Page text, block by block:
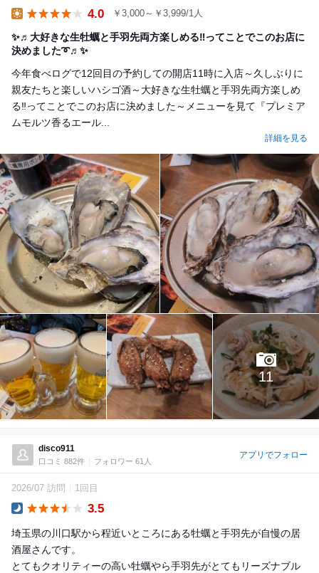
4.0 ￥3,000～￥3,999/1人
✨♬大好きな生牡蠣と手羽先両方楽しめる‼️ってことでこのお店に
決めました➰♬✨
今年食べログで12回目の予約しての開店11時に入店～久しぶりに
親友たちと楽しいハシゴ酒～大好きな生牡蠣と手羽先両方楽しめ
る‼️ってことでこのお店に決めました～メニューを見て『プレミア
ムモルツ香るエール...
詳細を見る
11
disco911
口コミ 882件 フォロワー 61人
アプリでフォロー
2026/07 訪問 1回目
3.5
埼玉県の川口駅から程近いところにある牡蠣と手羽先が自慢の居
酒屋さんです。
とてもクオリティーの高い牡蠣やら手羽先がとてもリーズナブル